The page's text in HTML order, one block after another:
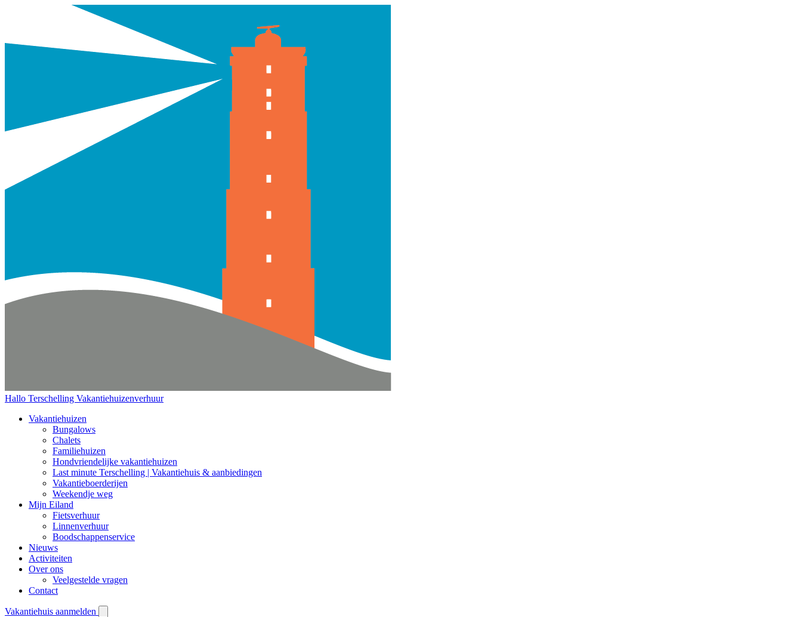
Hallo Terschelling Vakantiehuizenverhuur
Vakantiehuizen
Bungalows
Chalets
Familiehuizen
Hondvriendelijke vakantiehuizen
Last minute Terschelling | Vakantiehuis & aanbiedingen
Vakantieboerderijen
Weekendje weg
Mijn Eiland
Fietsverhuur
Linnenverhuur
Boodschappenservice
Nieuws
Activiteiten
Over ons
Veelgestelde vragen
Contact
Vakantiehuis aanmelden